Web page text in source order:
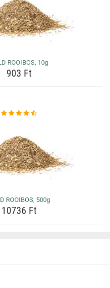
ROOIBOS, 10g
903 Ft
ROOIBOS, 500g
10736 Ft